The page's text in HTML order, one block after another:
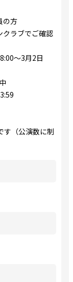
の方
ラブでご確認
～3月2日
す（公演数に制